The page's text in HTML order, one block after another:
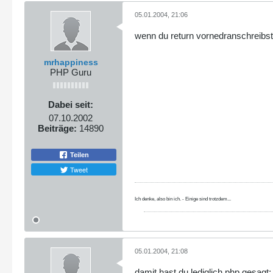
mrhappiness
PHP Guru
Dabei seit:
07.10.2002
Beiträge: 14890
Teilen
Tweet
05.01.2004, 21:06
wenn du return
Ich denke, also bin ich. - Einige sind trotzdem...
05.01.2004, 21:08